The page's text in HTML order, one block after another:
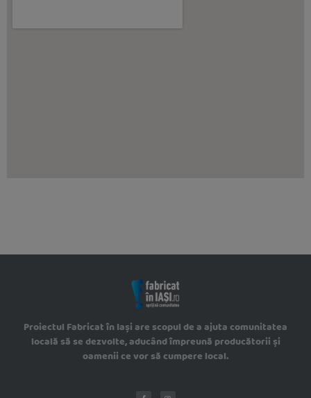
Proiectul Fabricat în Iași are scopul de a ajuta comunitatea
locală să se dezvolte, aducând împreună producătorii și
oamenii ce vor să cumpere local.